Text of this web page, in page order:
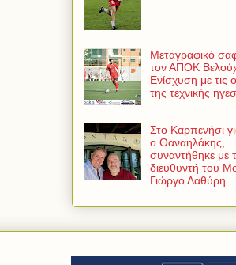
Μεταγραφικό
τον ΑΠΟΚ
Ενίσχυση με τις
της τεχνικής
Στο Καρπενήσι
ο Θαναηλάκης,
συναντήθηκε με
διευθυντή του
Γιώργο Λαθύρη